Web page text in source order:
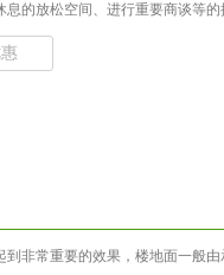
的放松空间、进行重要商谈等的
非常重要的效果，楼地面一般由